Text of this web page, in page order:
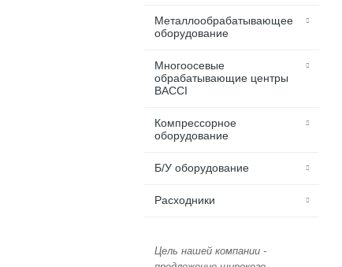
Металлообрабатывающее
оборудование
Многоосевые
обрабатывающие центры
BACCI
Компрессорное
оборудование
Б/У оборудование
Расходники
Цель нашей компании -